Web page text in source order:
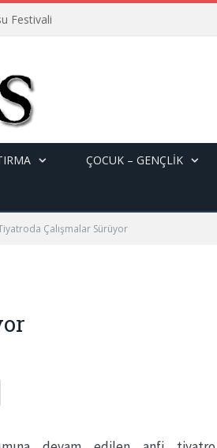
Festivali
ÇOCUK – GENÇLIK
Çalışmalar Sürüyor